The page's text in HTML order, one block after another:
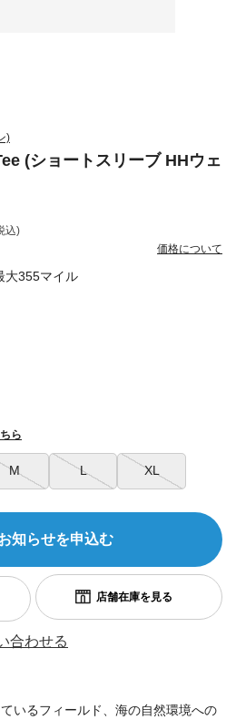
大355マイル
)
(ショートスリーブ HHウェ
込)
価格について
M L XL
ら
知らせを申込む
合わせる
いるフィールド、海の自然環境への